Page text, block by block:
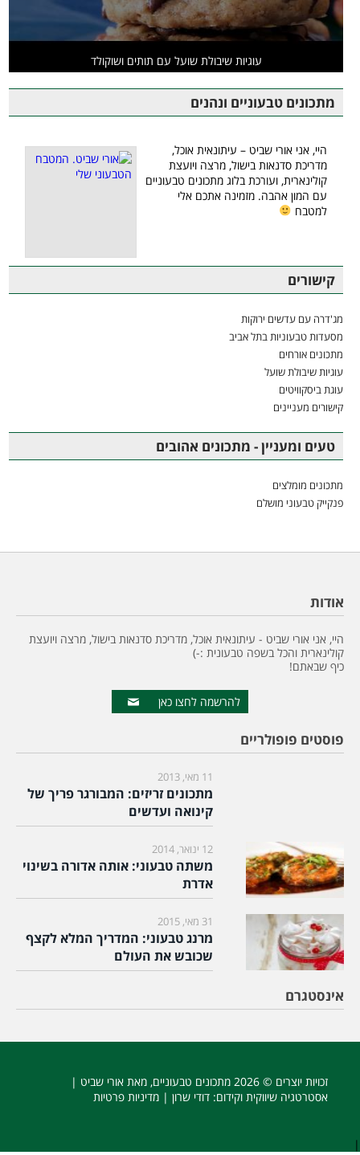
עוגיות שיבולת שועל עם תותים ושוקולד
מתכונים טבעוניים ונהנים
היי, אני אורי שביט – עיתונאית אוכל,
מדריכת סדנאות בישול, מרצה ויועצת
קולינארית, ועורכת בלוג מתכונים טבעוניים
עם המון אהבה. מזמינה אתכם אלי
למטבח
קישורים
מג'דרה עם עדשים ירוקות
מסעדות טבעוניות בתל אביב
מתכונים אורחים
עוגיות שיבולת שועל
עוגת ביסקוויטים
קישורים מעניינים
טעים ומעניין - מתכונים אהובים
מתכונים מומלצים
פנקייק טבעוני מושלם
אודות
היי, אני אורי שביט - עיתונאית אוכל, מדריכת סדנאות בישול, מרצה ויועצת
קולינארית והכל בשפה טבעונית :-)
כיף שבאתם!
להרשמה לחצו כאן
פוסטים פופולריים
11 מאי, 2013
מתכונים זריזים: המבורגר פריך של
קינואה ועדשים
12 ינואר, 2014
משתה טבעוני: אותה אדורה בשינוי
אדרת
31 מאי, 2015
מרנג טבעוני: המדריך המלא לקצף
שכובש את העולם
אינסטגרם
זכויות יוצרים © 2026 מתכונים טבעוניים, מאת אורי שביט |
אסטרטגיה שיווקית וקידום: דודי שרון | מדיניות פרטיות
|